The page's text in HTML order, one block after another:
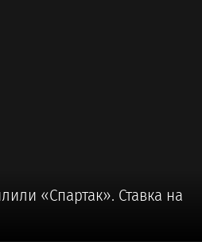
«Спартак». Ставка на